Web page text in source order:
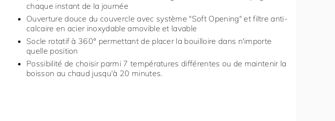
chaque instant de la journée
Ouverture douce du couvercle avec système "Soft Opening" et filtre anti-
calcaire en acier inoxydable amovible et lavable
Socle rotatif à 360° permettant de placer la bouilloire dans n'importe
quelle position
Possibilité de choisir parmi 7 températures différentes ou de maintenir la
boisson au chaud jusqu'à 20 minutes.